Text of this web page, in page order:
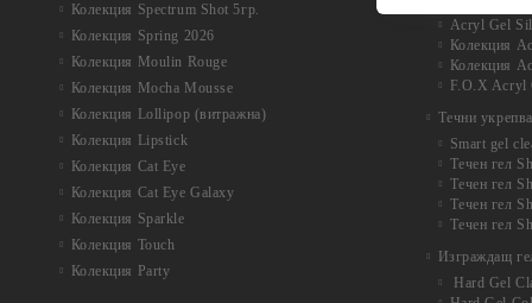
Колекция Spectrum Shot 5гр.
Колекция Spring 2026
Колекция Moulin Rouge
Колекция Mocha Mousse
Колекция Lollipop (витражна)
Колекция Lipstick
Колекция Cat Eye
Колекция Cat Eye Galaxy
Колекция Sparkle
Колекция Touch
Колекция Party
Acryl Gel
Колекция
Колекция
F.O.X Acryl
Течни
Smart gel
Течен гел
Течен гел
Течен гел
Течен гел
Изграждащ
Hard Gel